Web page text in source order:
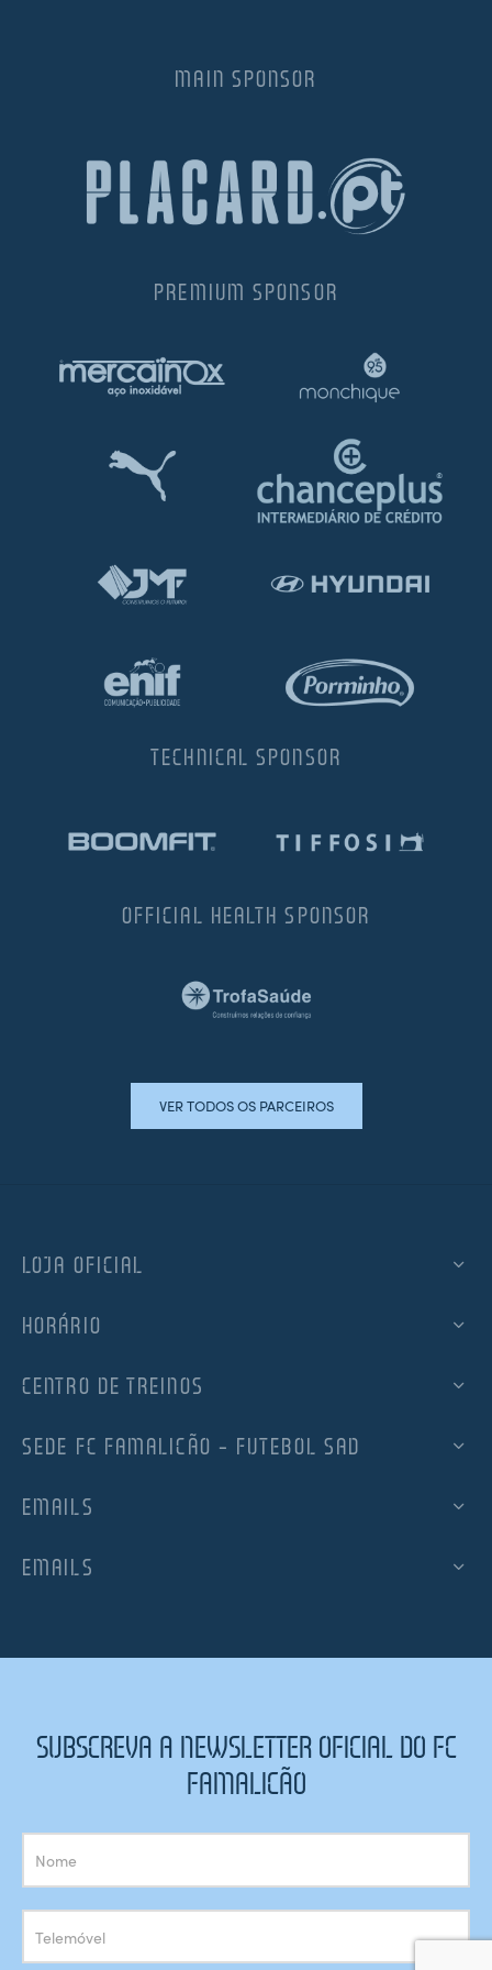
MAIN SPONSOR
PREMIUM SPONSOR
TECHNICAL SPONSOR
OFFICIAL HEALTH SPONSOR
VER TODOS OS PARCEIROS
LOJA OFICIAL
HORÁRIO
CENTRO DE TREINOS
SEDE FC FAMALICÃO – FUTEBOL SAD
EMAILS
EMAILS
SUBSCREVA A NEWSLETTER OFICIAL DO FC
FAMALICÃO
Subscrição
Newsletter